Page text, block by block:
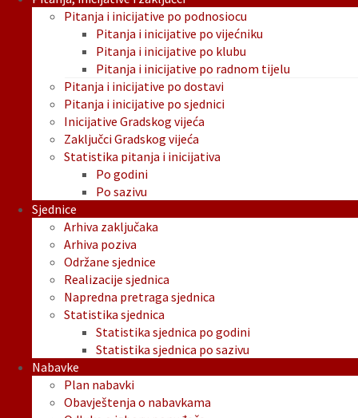
Pitanja i inicijative po podnosiocu
Pitanja i inicijative po vijećniku
Pitanja i inicijative po klubu
Pitanja i inicijative po radnom tijelu
Pitanja i inicijative po dostavi
Pitanja i inicijative po sjednici
Inicijative Gradskog vijeća
Zaključci Gradskog vijeća
Statistika pitanja i inicijativa
Po godini
Po sazivu
Sjednice
Arhiva zaključaka
Arhiva poziva
Održane sjednice
Realizacije sjednica
Napredna pretraga sjednica
Statistika sjednica
Statistika sjednica po godini
Statistika sjednica po sazivu
Nabavke
Plan nabavki
Obavještenja o nabavkama